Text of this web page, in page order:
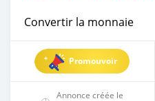
Convertir la monnaie
Promouvoir
Annonce créée le